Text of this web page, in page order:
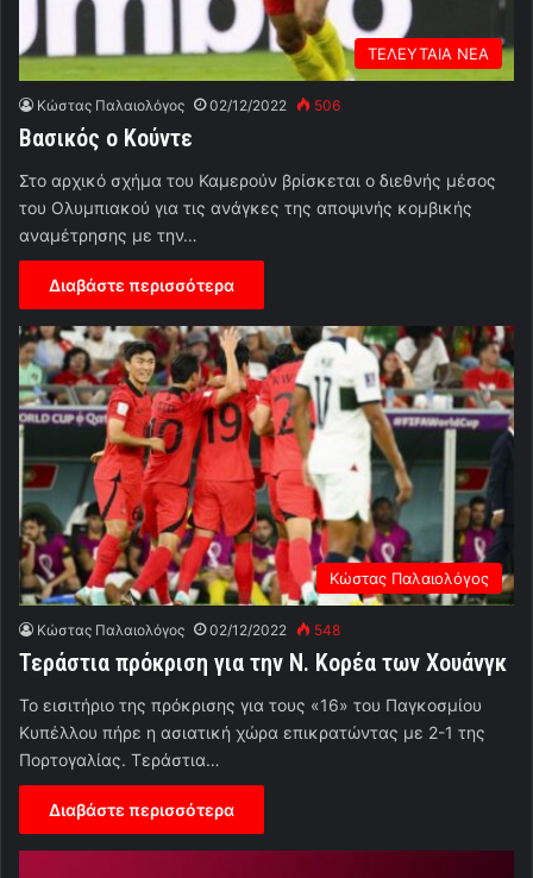
ΤΕΛΕΥΤΑΙΑ ΝΕΑ
Κώστας Παλαιολόγος 02/12/2022 506
Βασικός ο Κούντε
Στο αρχικό σχήμα του Καμερούν βρίσκεται ο διεθνής μέσος
του Ολυμπιακού για τις ανάγκες της αποψινής κομβικής
αναμέτρησης με την…
Διαβάστε περισσότερα
Κώστας Παλαιολόγος
Κώστας Παλαιολόγος 02/12/2022 548
Τεράστια πρόκριση για την Ν. Κορέα των Χουάνγκ
Το εισιτήριο της πρόκρισης για τους «16» του Παγκοσμίου
Κυπέλλου πήρε η ασιατική χώρα επικρατώντας με 2-1 της
Πορτογαλίας. Τεράστια…
Διαβάστε περισσότερα